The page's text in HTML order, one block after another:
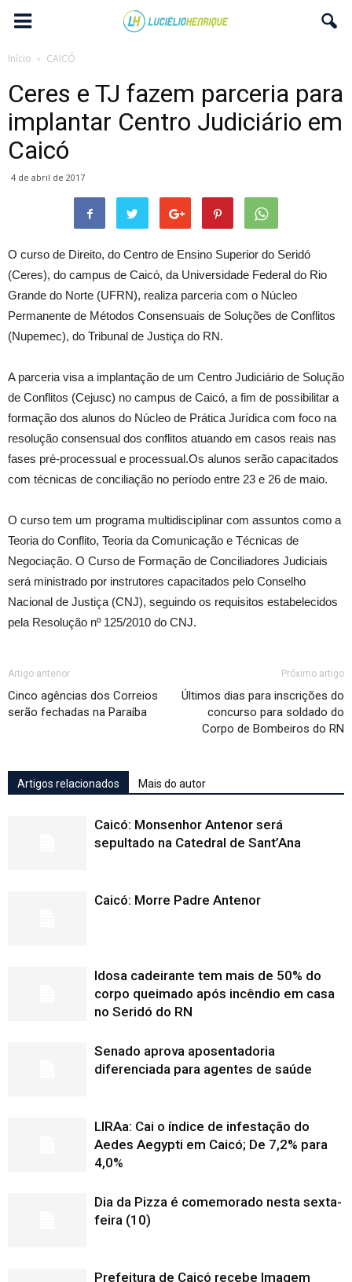
Início CAICÓ
Ceres e TJ fazem parceria para
implantar Centro Judiciário em
Caicó
4 de abril de 2017
O curso de Direito, do Centro de Ensino Superior do Seridó
(Ceres), do campus de Caicó, da Universidade Federal do Rio
Grande do Norte (UFRN), realiza parceria com o Núcleo
Permanente de Métodos Consensuais de Soluções de Conflitos
(Nupemec), do Tribunal de Justiça do RN.
A parceria visa a implantação de um Centro Judiciário de Solução
de Conflitos (Cejusc) no campus de Caicó, a fim de possibilitar a
formação dos alunos do Núcleo de Prática Jurídica com foco na
resolução consensual dos conflitos atuando em casos reais nas
fases pré-processual e processual.Os alunos serão capacitados
com técnicas de conciliação no período entre 23 e 26 de maio.
O curso tem um programa multidisciplinar com assuntos como a
Teoria do Conflito, Teoria da Comunicação e Técnicas de
Negociação. O Curso de Formação de Conciliadores Judiciais
será ministrado por instrutores capacitados pelo Conselho
Nacional de Justiça (CNJ), seguindo os requisitos estabelecidos
pela Resolução nº 125/2010 do CNJ.
Artigo anterior
Cinco agências dos Correios
serão fechadas na Paraíba
Próximo artigo
Últimos dias para inscrições do
concurso para soldado do
Corpo de Bombeiros do RN
Artigos relacionados Mais do autor
Caicó: Monsenhor Antenor será
sepultado na Catedral de Sant’Ana
Caicó: Morre Padre Antenor
Idosa cadeirante tem mais de 50% do
corpo queimado após incêndio em casa
no Seridó do RN
Senado aprova aposentadoria
diferenciada para agentes de saúde
LIRAa: Cai o índice de infestação do
Aedes Aegypti em Caicó; De 7,2% para
4,0%
Dia da Pizza é comemorado nesta sexta-
feira (10)
Prefeitura de Caicó recebe Imagem